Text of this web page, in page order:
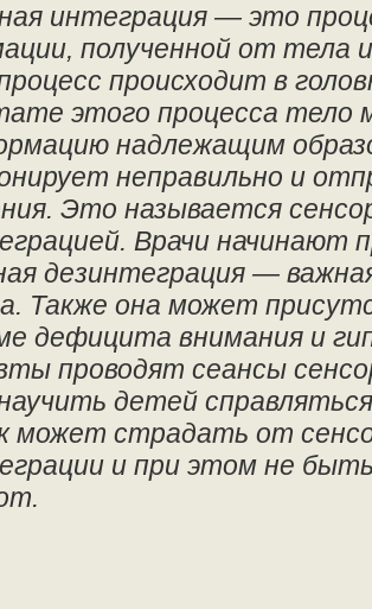
интеграция — это
полученной от тела
происходит в
этого процесса тело
надлежащим
неправильно и
Это называется
Врачи начинают
дезинтеграция —
Также она может
дефицита внимания и
проводят сеансы
детей
может страдать от
и при этом не